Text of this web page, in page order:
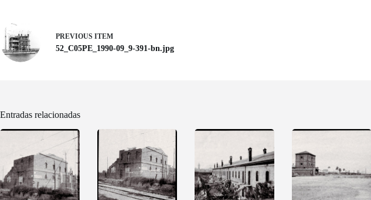
PREVIOUS ITEM
52_C05PE_1990-09_9-391-bn.jpg
Entradas relacionadas